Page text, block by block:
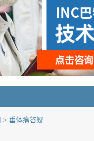
> 垂体瘤答疑